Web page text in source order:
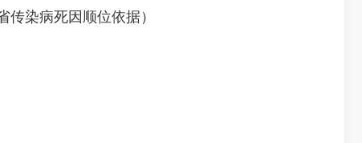
染病死因顺位依据）